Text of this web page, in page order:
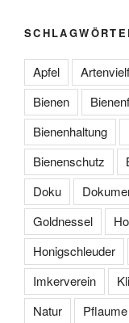
Apfel
Bienen
Bienenhaltung
Bienenschutz
Doku
Goldnessel
Honigschleuder
Imkerverein
Natur
Pflaume